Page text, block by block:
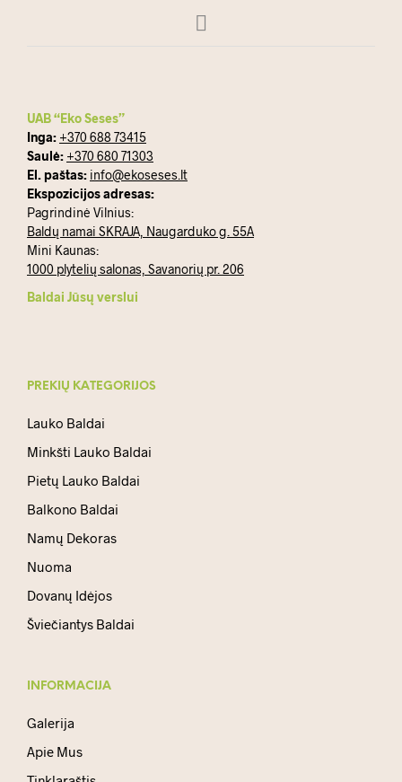
UAB “Eko Seses”
Inga: +370 688 73415
Saulė: +370 680 71303
El. paštas: info@ekoseses.lt
Ekspozicijos adresas:
Pagrindinė Vilnius:
Baldų namai SKRAJA, Naugarduko g. 55A
Mini Kaunas:
1000 plytelių salonas, Savanorių pr. 206
Baldai Jūsų verslui
PREKIŲ KATEGORIJOS
Lauko Baldai
Minkšti Lauko Baldai
Pietų Lauko Baldai
Balkono Baldai
Namų Dekoras
Nuoma
Dovanų Idėjos
Šviečiantys Baldai
INFORMACIJA
Galerija
Apie Mus